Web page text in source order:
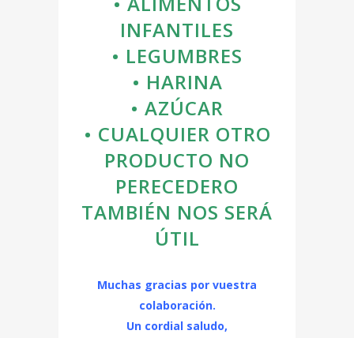
INFANTILES
• LEGUMBRES
• HARINA
• AZÚCAR
• CUALQUIER OTRO
PRODUCTO NO
PERECEDERO
TAMBIÉN NOS SERÁ
ÚTIL
Muchas gracias por vuestra
colaboración.
Un cordial saludo,